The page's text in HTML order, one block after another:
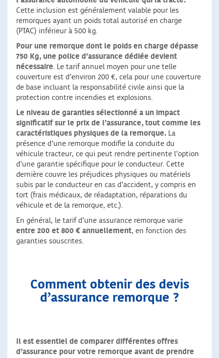
Cette inclusion est généralement valable pour les
remorques ayant un poids total autorisé en charge
(PTAC) inférieur à 500 kg.
Pour une remorque dont le poids en charge dépasse
750 Kg, une police d’assurance dédiée devient
nécessaire. Le tarif annuel moyen pour une telle
couverture est d’environ 200 €, cela pour une couverture
de base incluant la responsabilité civile ainsi que la
protection contre incendies et explosions.
Le niveau de garanties sélectionné a un impact
significatif sur le prix de l’assurance, tout comme les
caractéristiques physiques de la remorque. La
présence d’une remorque modifie la conduite du
véhicule tracteur, ce qui peut rendre pertinente l’option
d’une garantie spécifique pour le conducteur. Cette
dernière couvre les préjudices physiques ou matériels
subis par le conducteur en cas d’accident, y compris en
tort (frais médicaux, de réadaptation, réparations du
véhicule et de la remorque, etc.).
En général, le tarif d’une assurance remorque varie
entre 200 et 800 € annuellement, en fonction des
garanties souscrites.
Comment obtenir des devis
d’assurance remorque ?
Il est essentiel de comparer différentes offres
d’assurance pour votre remorque avant de prendre